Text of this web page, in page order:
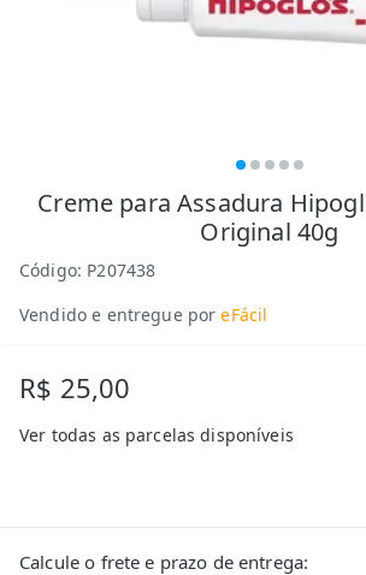
Creme para Assadura
Original 40g
Código: P207438
Vendido e entregue por eFácil
R$ 25,00
Ver todas as parcelas disponíveis
Calcule o frete e prazo de entrega: